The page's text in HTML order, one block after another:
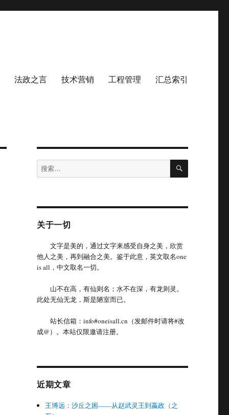
法政之言 技术营销 工程管理 汇总索引
搜
索：
搜
关于一切
文字是美的，通过文字来感受自身之美，欣赏
他人之美，再到融合之美。鉴于此意，英文取名one
is all，中文取名一切。
山不在高，有仙则名；水不在深，有龙则灵。
此处无仙无龙，斯是陋室而已。
站长信箱：info#oneisall.cn（发邮件时请将#改
成@）。本站仅限邀请注册。
近期文章
王博远：沙丘之困——从赵武灵王到嬴政（之